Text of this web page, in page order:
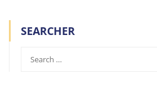
SEARCHER